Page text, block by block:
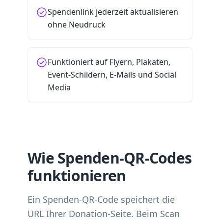
Spendenlink jederzeit aktualisieren
ohne Neudruck
Funktioniert auf Flyern, Plakaten,
Event-Schildern, E-Mails und Social
Media
Wie Spenden-QR-Codes
funktionieren
Ein Spenden-QR-Code speichert die
URL Ihrer Donation-Seite. Beim Scan